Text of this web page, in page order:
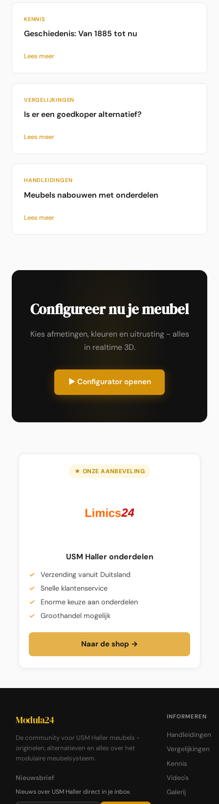
KENNIS
Geschiedenis: Van 1885 tot nu
Lees meer
VERGELIJKINGEN
Is er een goedkoper alternatief?
Lees meer
HANDLEIDINGEN
Meubels nabouwen met onderdelen
Lees meer
Configureer nu je meubel
Kies afmetingen, kleuren en uitrusting - alles
in realtime 3D.
▶ Configurator openen
★ ONZE AANBEVELING
USM Haller onderdelen
Verzending vanuit Duitsland
Snelle klantenservice
Enorme keuze aan onderdelen
Groothandel mogelijk
Naar de shop →
Modula24
De community voor USM Haller meubels -
originelen, alternatieven en alles over het
modulaire meubelsysteem.
Nieuwsbrief
Nieuws over USM Haller direct in je inbox.
INFORMEREN
Handleidingen
Vergelijkingen
Kennis
Video's
Galerij